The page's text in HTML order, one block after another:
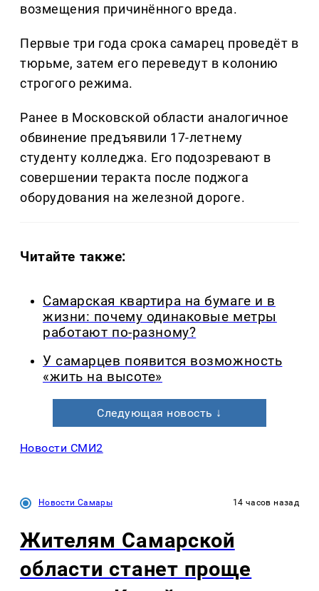
возмещения причинённого вреда.
Первые три года срока самарец проведёт в
тюрьме, затем его переведут в колонию
строгого режима.
Ранее в Московской области аналогичное
обвинение предъявили 17-летнему
студенту колледжа. Его подозревают в
совершении теракта после поджога
оборудования на железной дороге.
Читайте также:
Самарская квартира на бумаге и в
жизни: почему одинаковые метры
работают по-разному?
У самарцев появится возможность
«жить на высоте»
Следующая новость ↓
Новости СМИ2
Новости Самары 14 часов назад
Жителям Самарской
области станет проще